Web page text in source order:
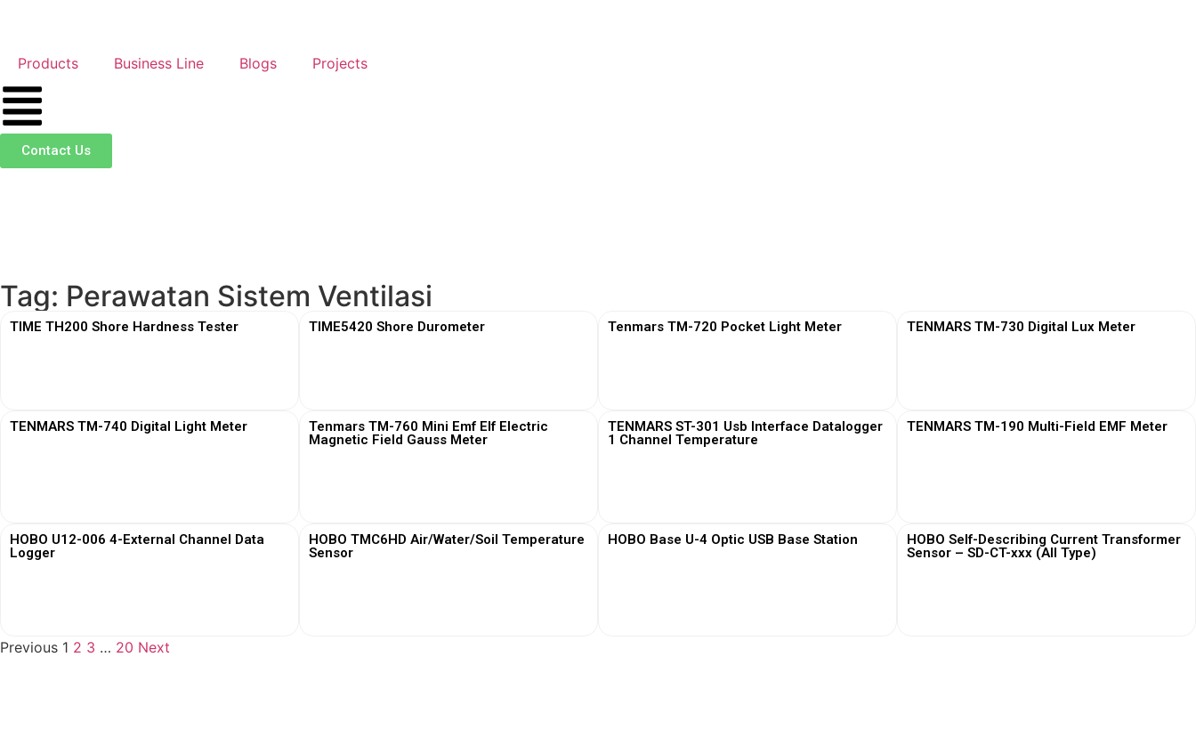
Products Business Line Blogs Projects
Contact Us
Tag: Perawatan Sistem Ventilasi
TIME TH200 Shore Hardness Tester TIME5420 Shore Durometer Tenmars TM-720 Pocket Light Meter TENMARS TM-730 Digital Lux Meter
TENMARS TM-740 Digital Light Meter
Tenmars TM-760 Mini Emf Elf Electric
Magnetic Field Gauss Meter
TENMARS ST-301 Usb Interface Datalogger
1 Channel Temperature
TENMARS TM-190 Multi-Field EMF Meter
HOBO U12-006 4-External Channel Data
Logger
HOBO TMC6HD Air/Water/Soil Temperature
Sensor
HOBO Base U-4 Optic USB Base Station
HOBO Self-Describing Current Transformer
Sensor – SD-CT-xxx (All Type)
Previous 1 2 3 … 20 Next